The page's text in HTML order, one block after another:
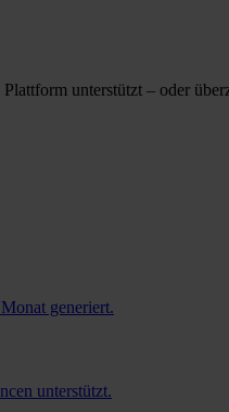
unterstützt – oder
generiert.
unterstützt.